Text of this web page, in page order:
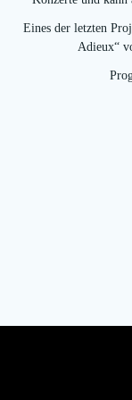
Eines der letzten
Adieux“